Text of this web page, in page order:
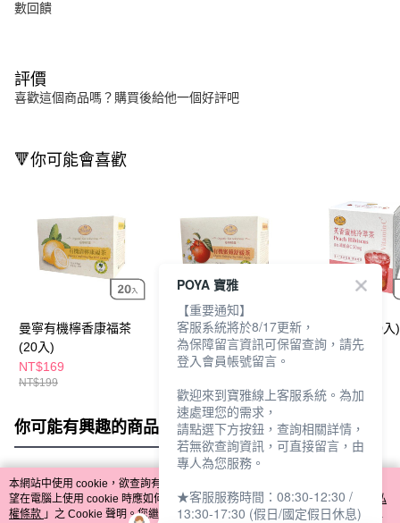
數回饋
評價
喜歡這個商品嗎？購買後給他一個好評吧
🔻你可能會喜歡
曼寧有機檸香康福茶
(20入)
NT$169
NT$199
曼寧有機蘋香舒緩茶
(20入)
NT$169
曼寧冷萃茶(10入
香蜜桃
你可能有興趣的商品 全站排行
熱門標籤
本網站中使用 cookie，欲查詢有關本網站使用 cookie 方式之詳情，及若您不希
望在電腦上使用 cookie 時應如何變更電腦的 cookie 設定，請參閱本網站「
隱私
權條款 」之 Cookie 聲明。您繼續使用本網站即表示您同意本公司得按本網站使
POYA 寶雅
【重要通知】
客服系統將於8/17更新，
為保障留言資訊可保留查詢，請先
登入會員帳號留言。
歡迎來到寶雅線上客服系統。為加
速處理您的需求，
請點選下方按鈕，查詢相關詳情，
若無欲查詢資訊，可直接留言，由
專人為您服務。
★客服服務時間：08:30-12:30 /
13:30-17:30 (假日/國定假日休息)